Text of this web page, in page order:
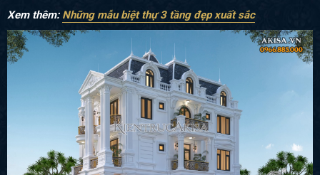
Xem thêm: Những mẫu biệt thự 3 tầng đẹp xuất sắc